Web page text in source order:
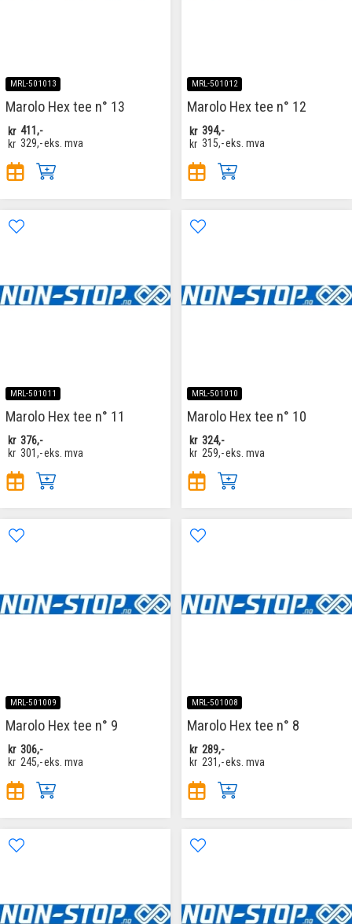
MRL-501013
Marolo Hex tee n° 13
kr 411,-
kr 329,-eks. mva
MRL-501012
Marolo Hex tee n° 12
kr 394,-
kr 315,-eks. mva
MRL-501011
Marolo Hex tee n° 11
kr 376,-
kr 301,-eks. mva
MRL-501010
Marolo Hex tee n° 10
kr 324,-
kr 259,-eks. mva
MRL-501009
Marolo Hex tee n° 9
kr 306,-
kr 245,-eks. mva
MRL-501008
Marolo Hex tee n° 8
kr 289,-
kr 231,-eks. mva